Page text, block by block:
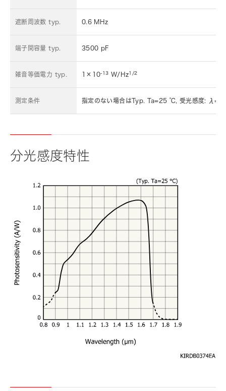
遮断周波数 typ. 0.6 MHz
端子間容量 typ. 3500 pF
雑音等価電力 typ. 1×10-13 W/Hz1/2
測定条件 指定のない場合はTyp. Ta=25 ℃, 受光感度:
分光感度特性